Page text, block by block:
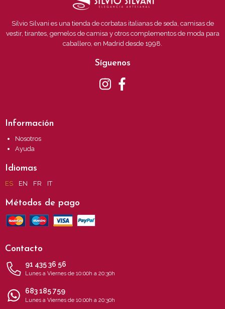
Silvio Silvani es una tienda de corbatas italianas de seda, camisas de
vestir, tirantes, gemelos de camisa y otros complementos de moda para
caballero, en Madrid desde 1998.
Síguenos
Información
Nosotros
Ayuda
Idiomas
ES EN FR IT
Métodos de pago
Contacto
91 435 36 56
Lunes a Viernes de 10:00h a 20:30h
683 185 759
Lunes a Viernes de 10:00h a 20:30h